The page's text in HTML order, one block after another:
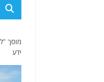
מוסך
ידע